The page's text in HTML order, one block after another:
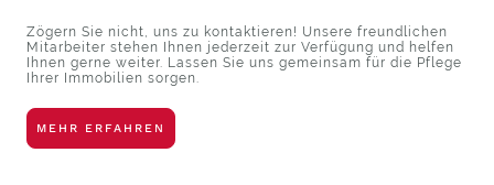
Zögern Sie nicht, uns zu kontaktieren! Unsere freundlichen
Mitarbeiter stehen Ihnen jederzeit zur Verfügung und helfen
Ihnen gerne weiter. Lassen Sie uns gemeinsam für die Pflege
Ihrer Immobilien sorgen.
MEHR ERFAHREN